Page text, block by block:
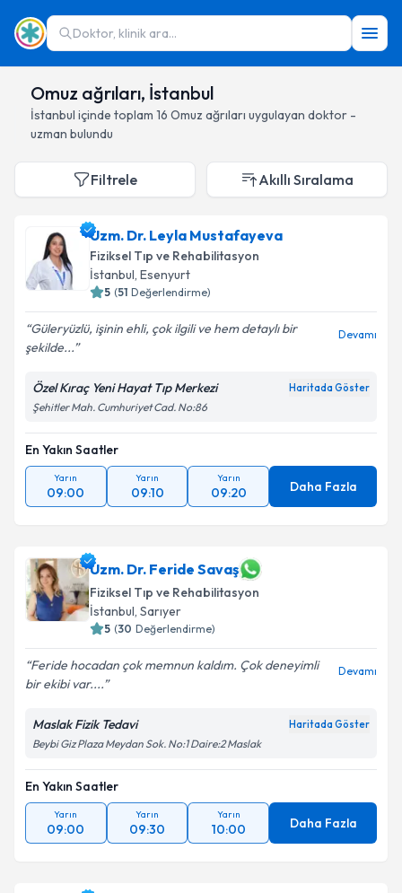
Doktor, klinik ara...
Omuz ağrıları, İstanbul
İstanbul içinde toplam 16 Omuz ağrıları uygulayan doktor -
uzman bulundu
Filtrele Akıllı Sıralama
Uzm. Dr. Leyla Mustafayeva
Fiziksel Tıp ve Rehabilitasyon
İstanbul, Esenyurt
5 (51 Değerlendirme)
Güleryüzlü, işinin ehli, çok ilgili ve hem detaylı bir
şekilde...
Devamı
Özel Kıraç Yeni Hayat Tıp Merkezi Haritada Göster
Şehitler Mah. Cumhuriyet Cad. No:86
En Yakın Saatler
Yarın
09:00
Yarın
09:10
Yarın
09:20 Daha Fazla
Uzm. Dr. Feride Savaş
Fiziksel Tıp ve Rehabilitasyon
İstanbul, Sarıyer
5 (30 Değerlendirme)
Feride hocadan çok memnun kaldım. Çok deneyimli
bir ekibi var....
Devamı
Maslak Fizik Tedavi Haritada Göster
Beybi Giz Plaza Meydan Sok. No:1 Daire:2 Maslak
En Yakın Saatler
Yarın
09:00
Yarın
09:30
Yarın
10:00 Daha Fazla